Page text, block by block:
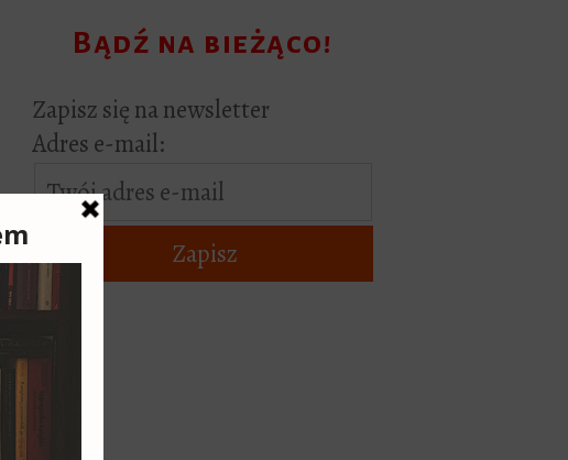
Bądź na bieżąco!
Zapisz się na newsletter
Adres e-mail: